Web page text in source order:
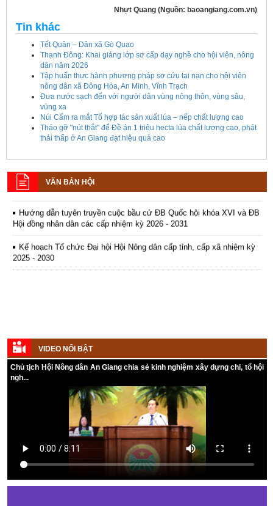
Nhựt Quang (Nguồn: baoangiang.com.vn)
Tin khác
Tết Quân – Dân xã Gò Quao
Thạnh Đông: Khai giảng lớp sơ cấp dạy nghề cho hội viên, nông
dân năm 2026
Tập huấn thực hành phương pháp sơ cứu tai nạn cho hội viên
nông dân xã Đông Hòa, An Minh, Vĩnh Trạch
Đưa nước sạch đến với người dân vùng nông thôn, vùng sâu,
vùng xa
Núi Cấm ra mắt Tổ hợp tác sản xuất lúa – nếp chất lượng cao
Tháo gỡ "nút thắt" để Đề án 1 triệu hecta lúa chất lượng cao, phát
thải thấp ở An Giang đạt hiệu quả cao
VĂN BẢN HỘI
Kế hoạch tổ chức Hội chợ triển lãm Nông nghiệp - Thương mại sản
phẩm nông thôn tiêu biểu tỉnh An Giang năm 2026
Kế hoạch tổ chức đợt cao điểm tuyên truyền cuộc bầu cử ĐB Quốc
hội khóa XVI và ĐB Hội đồng nhân dân các cấp nhiệm kỳ 2026 - 2031
đại biểu toàn quốc Hội Nông dân Việt Nam lần thứ IX, nhiệm kỳ 2026
- 2031
Hội đồng nhân dân các cấp nhiệm kỳ 2026 - 2031
Kế hoạch Tổ chức Đại hội Hội Nông dân cấp tỉnh, cấp xã nhiệm kỳ
VIDEO NỔI BẬT
Chủ tịch Hội Nông dân An Giang chia sẻ kinh nghiệm xây dựng chi, tổ hội
ngh...